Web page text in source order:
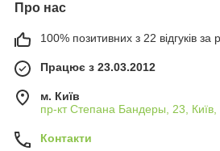
Про нас
100% позитивних з 22 відгуків за
Працює з 23.03.2012
м. Київ
пр-кт Степана Бандеры, 23, Київ,
Контакти